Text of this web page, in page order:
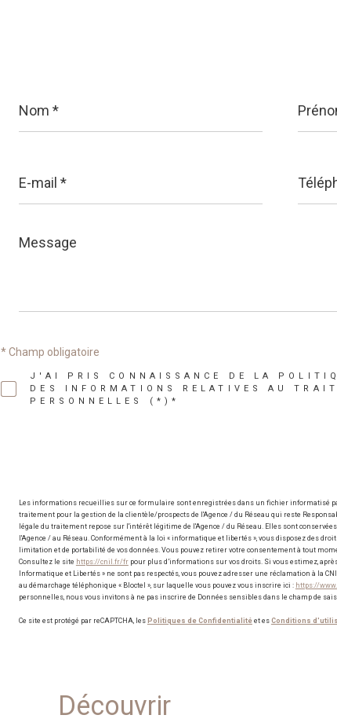
*
*
mail
*
*
Message
*
J'AI PRIS CONNAISSANCE DE LA
DES INFORMATIONS RELATIVES AU
PERSONNELLES (*)*
* Champ obligatoire
Les informations recueillies sur ce formulaire sont enregistrées dans un fichier informatisé
traitement pour la gestion de la clientèle/prospects de l'Agence / du Réseau qui reste
légale du traitement repose sur l'intérêt légitime de l'Agence / du Réseau. Elles sont
l'Agence / au Réseau. Conformément à la loi « informatique et libertés », vous disposez des droits
limitation et de portabilité de vos données. Vous pouvez retirer votre consentement à tout
Consultez le site https://cnil.fr/frpour plus d’informations sur vos droits. Si vous estimez,
Informatique et Libertés » ne sont pas respectés, vous pouvez adresser une réclamation à la
au démarchage téléphonique « Bloctel », sur laquelle vous pouvez vous inscrire ici : https://
personnelles, nous vous invitons à ne pas inscrire de Données sensibles dans le champ de
Ce site est protégé par reCAPTCHA, les Politiques de Confidentialitéet es Conditions
découvrir